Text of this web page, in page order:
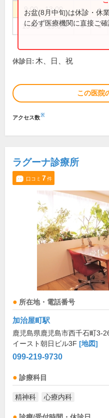
9:00～13:00 ● ●
15:00～19:00 ● ●
お盆(8月中旬)は休診・休
に必ず医療機関に直接ご確
休診日: 木、日、祝
この医院
アクセス数※
ラグーナ診療所
口コミ 7件
所在地・電話番号
加治屋町駅
鹿児島県鹿児島市西千石町3-
イースト朝日ビル3F [地図]
099-219-9730
診療科目
精神科 心療内科